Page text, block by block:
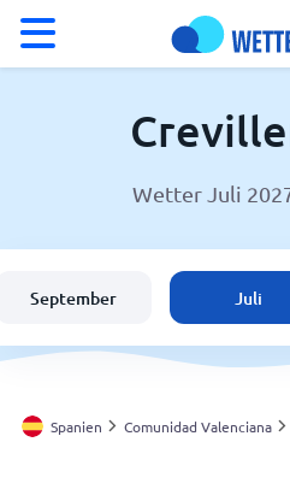
Wetter in Crevillente
Schweiz
Deutschland
Wetter Juli
September Juli
Spanien Comunidad Valenciana